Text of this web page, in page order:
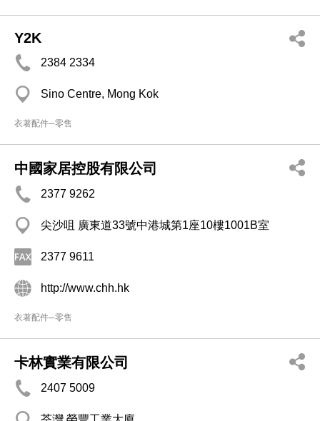
Y2K
2384 2334
Sino Centre, Mong Kok
衣著配件─零售
中國家居控股有限公司
2377 9262
尖沙咀 廣東道33號中港城第1座10樓1001B室
2377 9611
http://www.chh.hk
衣著配件─零售
卡林實業有限公司
2407 5009